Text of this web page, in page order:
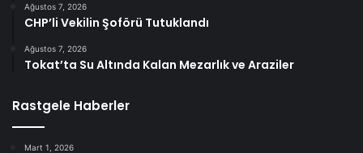
Ağustos 7, 2026
CHP’li Vekilin Şoförü Tutuklandı
Ağustos 7, 2026
Tokat’ta Su Altında Kalan Mezarlık ve Araziler
Rastgele Haberler
Mart 1, 2026